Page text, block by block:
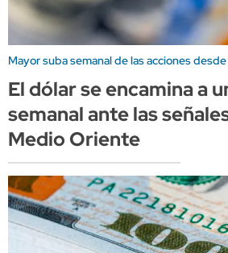
Mayor suba semanal de las acciones
El dólar se encamina a
semanal ante las
Medio Oriente